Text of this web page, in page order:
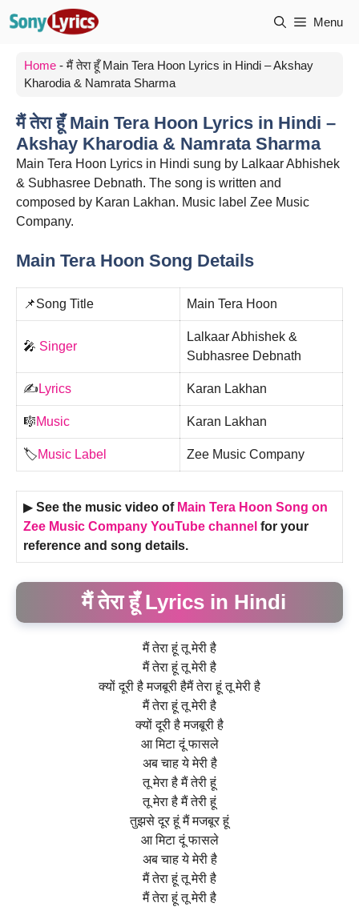
Menu
Home -मैं तेरा हूँ Main Tera Hoon Lyrics in Hindi – Akshay
Kharodia & Namrata Sharma
मैं तेरा हूँ Main Tera Hoon Lyrics in Hindi –
Akshay Kharodia & Namrata Sharma
Main Tera Hoon Lyrics in Hindi sung by Lalkaar Abhishek
& Subhasree Debnath. The song is written and
composed by Karan Lakhan. Music label Zee Music
Company.
Main Tera Hoon Song Details
📌Song Title Main Tera Hoon
🎤 Singer
Lalkaar Abhishek &
Subhasree Debnath
✍️ Lyrics Karan Lakhan
🎼Music Karan Lakhan
🏷️Music Label Zee Music Company
▶ See the music video of Main Tera Hoon Song on
Zee Music Company YouTube channel for your
reference and song details.
मैं तेरा हूँ Lyrics in Hindi
मैं तेरा हूं तू मेरी है
मैं तेरा हूं तू मेरी है
क्यों दूरी है मजबूरी हैमैं तेरा हूं तू मेरी है
मैं तेरा हूं तू मेरी है
क्यों दूरी है मजबूरी है
आ मिटा दूं फासले
अब चाह ये मेरी है
तू मेरा है मैं तेरी हूं
तू मेरा है मैं तेरी हूं
तुझसे दूर हूं मैं मजबूर हूं
आ मिटा दूं फासले
अब चाह ये मेरी है
मैं तेरा हूं तू मेरी है
मैं तेरा हूं तू मेरी है